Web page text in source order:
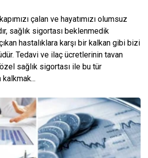
çalan ve hayatımızı olumsuz
sağlık sigortası beklenmedik
hastalıklara karşı bir kalkan gibi bizi
Tedavi ve ilaç ücretlerinin tavan
sağlık sigortası ile bu tür
kalkmak...